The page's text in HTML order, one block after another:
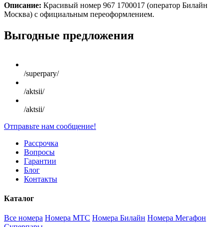
Описание: Красивый номер 967 1700017 (оператор Билайн
Москва) с официальным переоформлением.
Scroll
Up
Выгодные предложения
/superpary/
/aktsii/
/aktsii/
Отправьте нам сообщение!
Рассрочка
Вопросы
Гарантии
Блог
Контакты
Каталог
Все номера Номера МТС Номера Билайн Номера Мегафон